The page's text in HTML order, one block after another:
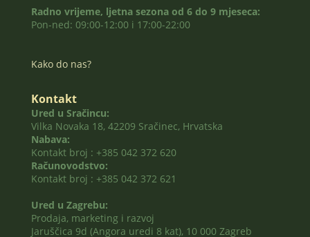
Radno vrijeme, ljetna sezona od 6 do 9 mjeseca:
Pon-ned: 09:00-12:00 i 17:00-22:00
Kako do nas?
Kontakt
Ured u Sračincu:
Vilka Novaka 18, 42209 Sračinec, Hrvatska
Nabava:
Kontakt broj : +385 042 372 620
Računovodstvo:
Kontakt broj : +385 042 372 621
Ured u Zagrebu:
Prodaja, marketing i razvoj
Jaruščica 9d (Angora uredi 8 kat), 10 000 Zagreb